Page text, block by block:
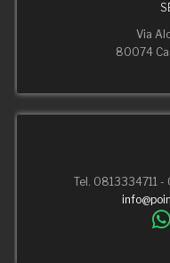
Via
80074
Tel. 0813334711 -